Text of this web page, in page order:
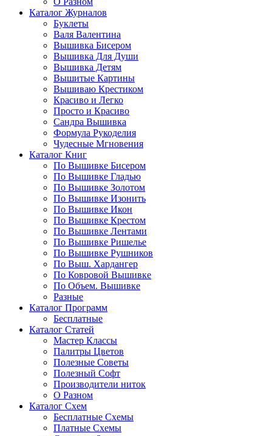
Каталог Журналов
Буклеты
Валя Валентина
Вышивка Бисером
Вышивка Для Души
Вышивка Детям
Вышитые Картины
Вышиваю Крестиком
Красиво и Легко
Просто и Красиво
Сандра Вышивка
Формула Рукоделия
Чудесные Мгновения
Каталог Книг
По Вышивке Бисером
По Вышивке Гладью
По Вышивке Золотом
По Вышивке Изонить
По Вышивке Икон
По Вышивке Крестом
По Вышивке Лентами
По Вышивке Ришелье
По Вышивке Рушников
По Выш. Хардангер
По Ковровой Вышивке
По Объем. Вышивке
Разные
Каталог Программ
Бесплатные
Каталог Статей
Мастер Классы
Палитры Цветов
Полезные Советы
Полезный Софт
Производители ниток
О Разном
Каталог Схем
Бесплатные Схемы
Платные Схемы